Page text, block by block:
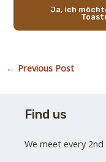
Ja, ich
← Previous Post
Find us
We meet every